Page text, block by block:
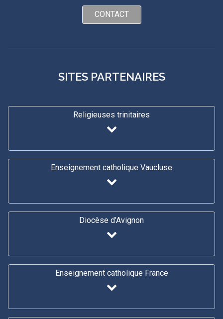
CONTACT
SITES PARTENAIRES
Religieuses trinitaires
Enseignement catholique Vaucluse
Diocèse d’Avignon
Enseignement catholique France